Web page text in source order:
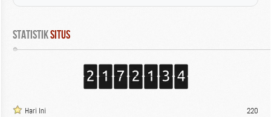
Statistik Situs
Hari Ini
220